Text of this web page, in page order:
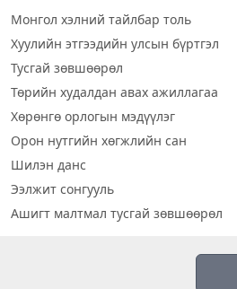
Монгол хэлний тайлбар толь
Хуулийн этгээдийн улсын бүртгэл
Тусгай зөвшөөрөл
Төрийн худалдан авах ажиллагаа
Хөрөнгө орлогын мэдүүлэг
Орон нутгийн хөгжлийн сан
Шилэн данс
Ээлжит сонгууль
Ашигт малтмал тусгай зөвшөөрөл